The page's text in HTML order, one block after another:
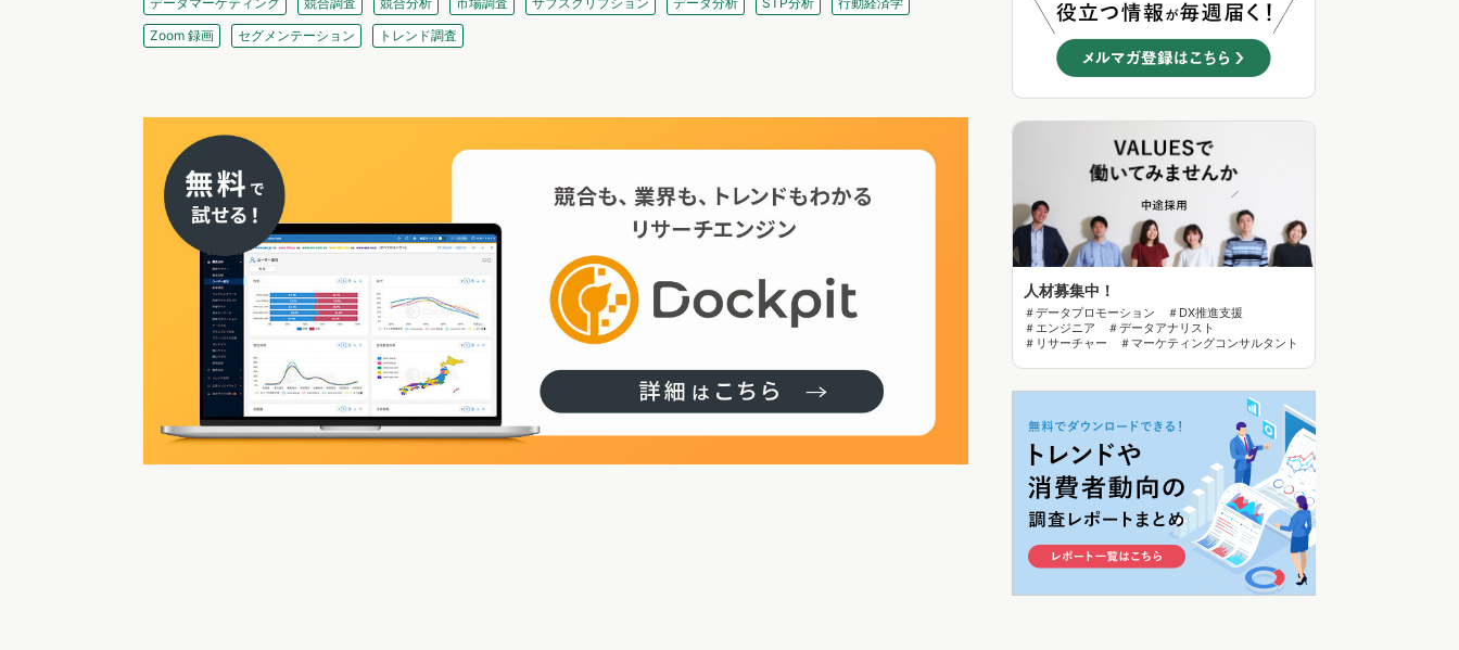
Zoom 録画
セグメンテーション トレンド調査
人材募集中！
＃データプロモーション ＃DX推進支援
＃エンジニア ＃データアナリスト
＃リサーチャー ＃マーケティングコンサルタント